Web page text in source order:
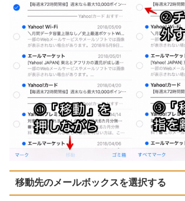
移動先のメールボックスを選択する